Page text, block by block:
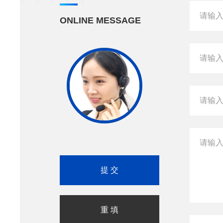
ONLINE MESSAGE